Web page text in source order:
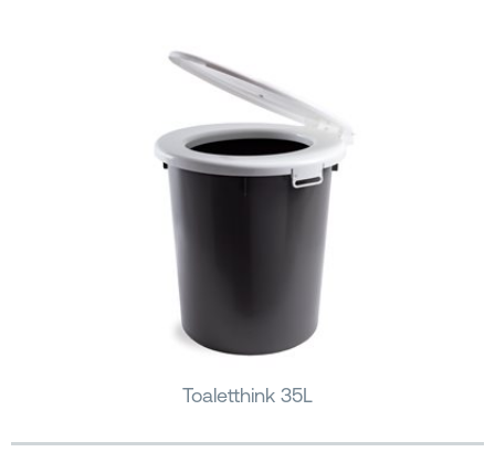
Toaletthink 35L